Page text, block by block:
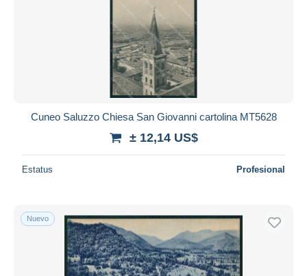
Cuneo Saluzzo Chiesa San Giovanni cartolina MT5628
± 12,14 US$
Estatus Profesional
Nuevo